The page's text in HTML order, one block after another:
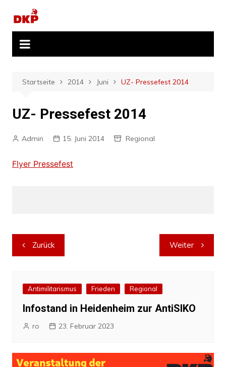
Inhalt
springen
Startseite 2014 Juni UZ- Pressefest 2014
UZ- Pressefest 2014
Admin 15. Juni 2014 Regional
Flyer Pressefest
Beitragsnavigation
Zurück Weiter
Antimilitarismus Frieden Regional
Infostand in Heidenheim zur AntiSIKO
ro 23. Februar 2023